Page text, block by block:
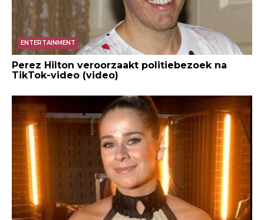
ENTERTAINMENT
Perez Hilton veroorzaakt politiebezoek na
TikTok-video (video)